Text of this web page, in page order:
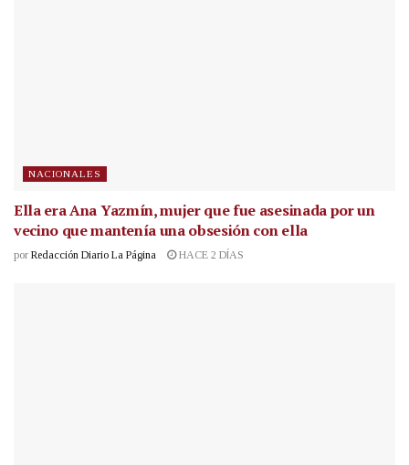
NACIONALES
Ella era Ana Yazmín, mujer que fue asesinada por un
vecino que mantenía una obsesión con ella
por Redacción Diario La Página HACE 2 DÍAS